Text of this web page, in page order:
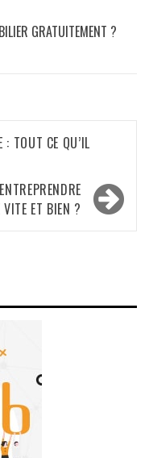
GRATUITEMENT ?
TOUT CE QU’IL
ET BIEN ?